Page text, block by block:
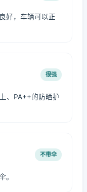
好，车辆可以正
很强
、PA++的防晒护
不带伞
。